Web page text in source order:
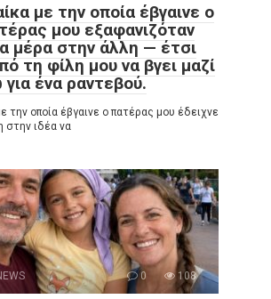
με την οποία έβγαινε ο
μου εξαφανιζόταν
μέρα στην άλλη — έτσι
τη φίλη μου να βγει μαζί
ένα ραντεβού.
την οποία έβγαινε ο πατέρας μου έδειχνε
στην ιδέα να
0 108